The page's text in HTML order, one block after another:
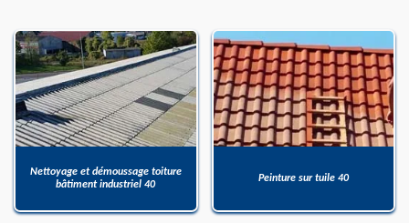
Nettoyage et démoussage toiture
bâtiment industriel 40
Peinture sur tuile 40